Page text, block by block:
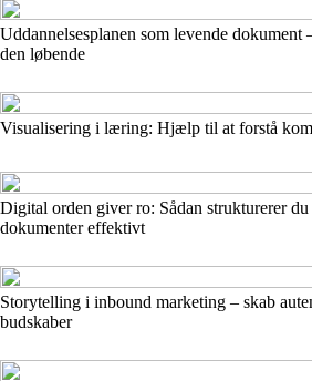
Uddannelsesplanen som levende dokument
den løbende
Visualisering i læring: Hjælp til at forstå
Digital orden giver ro: Sådan strukturerer
dokumenter effektivt
Storytelling i inbound marketing – skab
budskaber